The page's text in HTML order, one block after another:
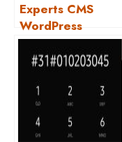
Experts CMS
WordPress
OpusDomus : avis
et services